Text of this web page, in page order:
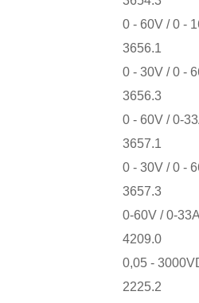
0 - 60V / 0 -
3656.1
0 - 30V / 0 -
3656.3
0 - 60V / 0-
3657.1
0 - 30V / 0 -
3657.3
0-60V / 0-
4209.0
0,05 -
2225.2